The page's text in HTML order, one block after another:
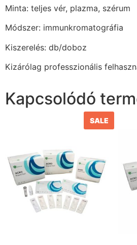
Minta: teljes vér, plazma, szérum
Módszer: immunkromatográfia
Kiszerelés: db/doboz
Kizárólag professzionális
Kapcsolódó
SALE